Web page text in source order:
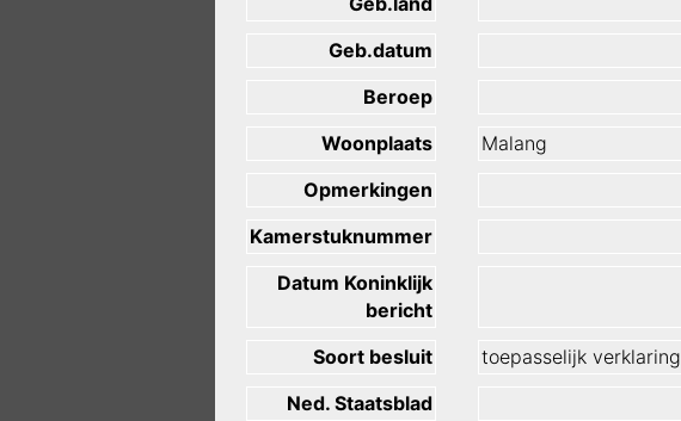
Geb.datum
Beroep
Woonplaats
Malang
Opmerkingen
Kamerstuknummer
Datum Koninklijk
bericht
Soort besluit
toepasselijk verklaring
Ned. Staatsblad